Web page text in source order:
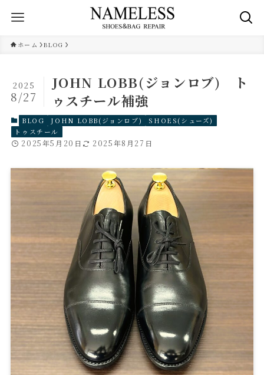
ホーム BLOG
JOHN LOBB(ジョンロブ) ト
ゥスチール補強
2025
8/27
BLOG JOHN LOBB(ジョンロブ)
SHOES(シューズ)
トゥスチール
2025年5月20日 2025年8月27日